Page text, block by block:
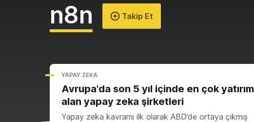
n8n Takip Et
YAPAY ZEKA
Avrupa'da son 5 yıl içinde en çok yatırım
alan yapay zeka şirketleri
Yapay zeka kavramı ilk olarak ABD’de ortaya çıkmış